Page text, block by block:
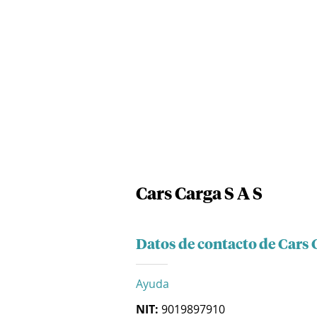
Cars Carga S A S
Datos de contacto de Cars
Ayuda
NIT: 9019897910